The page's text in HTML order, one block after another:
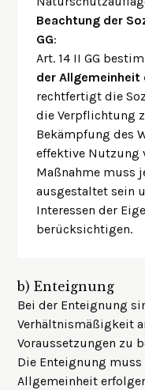
Beachtung der
GG:
Art. 14 II GG
der Allgemeinheit
rechtfertigt die
die Verpflichtung
Bekämpfung des
effektive Nutzung
Maßnahme muss
ausgestaltet sein
Interessen der
berücksichtigen.
b) Enteignung
Bei der Enteignung
Verhältnismäßigkeit
Voraussetzungen zu
Die Enteignung
Allgemeinheit